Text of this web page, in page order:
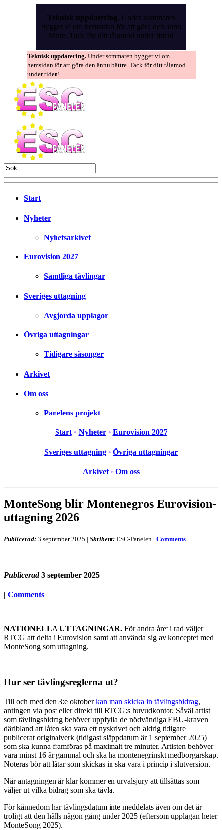
Teknisk uppdatering. Under sommaren
bygger vi om hemsidan för att göra den ännu
bättre. Tack för ditt tålamod under tiden!
Teknisk uppdatering. Under sommaren bygger vi om
hemsidan för att göra den ännu bättre. Tack för ditt tålamod
under tiden!
Start
Nyheter
Nyhetsarkivet
Eurovision 2027
Samtliga tävlingar
Sveriges uttagning
Avgjorda upplagor
Övriga uttagningar
Tidigare säsonger
Arkivet
Om oss
Panelens projekt
Start • Nyheter • Eurovision 2027
Sveriges uttagning • Övriga uttagningar
Arkivet • Om oss
MonteSong blir Montenegros Eurovision-
uttagning 2026
Publicerad: 3 september 2025 | Skribent: ESC-Panelen | Comments
Publicerad 3 september 2025
| Comments
NATIONELLA UTTAGNINGAR. För andra året i rad väljer
RTCG att delta i Eurovision samt att använda sig av konceptet med
MonteSong som uttagning.
Hur ser tävlingsreglerna ut?
Till och med den 3:e oktoberkan man skicka in tävlingsbidrag,
antingen via post eller direkt till RTCG:s huvudkontor. Såväl artist
som tävlingsbidrag behöver uppfylla de nödvändiga EBU-kraven
däribland att låten ska vara ett nyskrivet och aldrig tidigare
publicerat originalverk (tidigast släppdatum är 1 september 2025)
som ska kunna framföras på maximalt tre minuter. Artisten behöver
vara minst 16 år gammal och ska ha montenegrinskt medborgarskap.
Noteras bör att låtar som skickas in ska vara i princip i slutversion.
När antagningen är klar kommer en urvalsjury att tillsättas som
väljer ut vilka bidrag som ska tävla.
För kännedom har tävlingsdatum inte meddelats även om det är
troligt att den hålls någon gång under 2025 (eftersom upplagan heter
MonteSong 2025).